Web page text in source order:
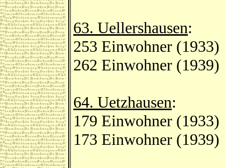
63. Uellershausen:
253 Einwohner (1933)
262 Einwohner (1939)
64. Uetzhausen:
179 Einwohner (1933)
173 Einwohner (1939)